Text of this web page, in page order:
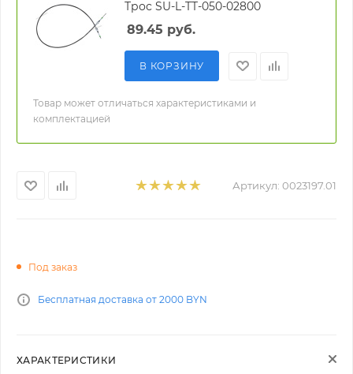
Трос SU-L-TT-050-02800
89.45 руб.
В КОРЗИНУ
Товар может отличаться характеристиками и
комплектацией
Артикул: 0023197.01
Под заказ
Бесплатная доставка от 2000 BYN
ХАРАКТЕРИСТИКИ